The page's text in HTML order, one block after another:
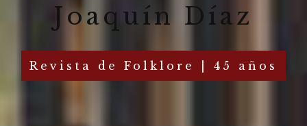
Joaquín Díaz
Revista de Folklore | 45 años